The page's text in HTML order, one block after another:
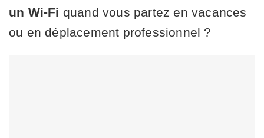
un Wi-Fi quand vous partez en vacances
ou en déplacement professionnel ?